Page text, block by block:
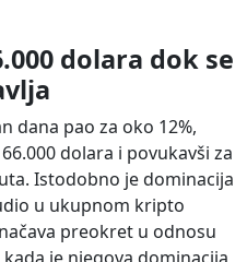
dolara dok se
dana pao za oko 12%,
dolara i povukavši za
Istodobno je dominacija
u ukupnom kripto
preokret u odnosu